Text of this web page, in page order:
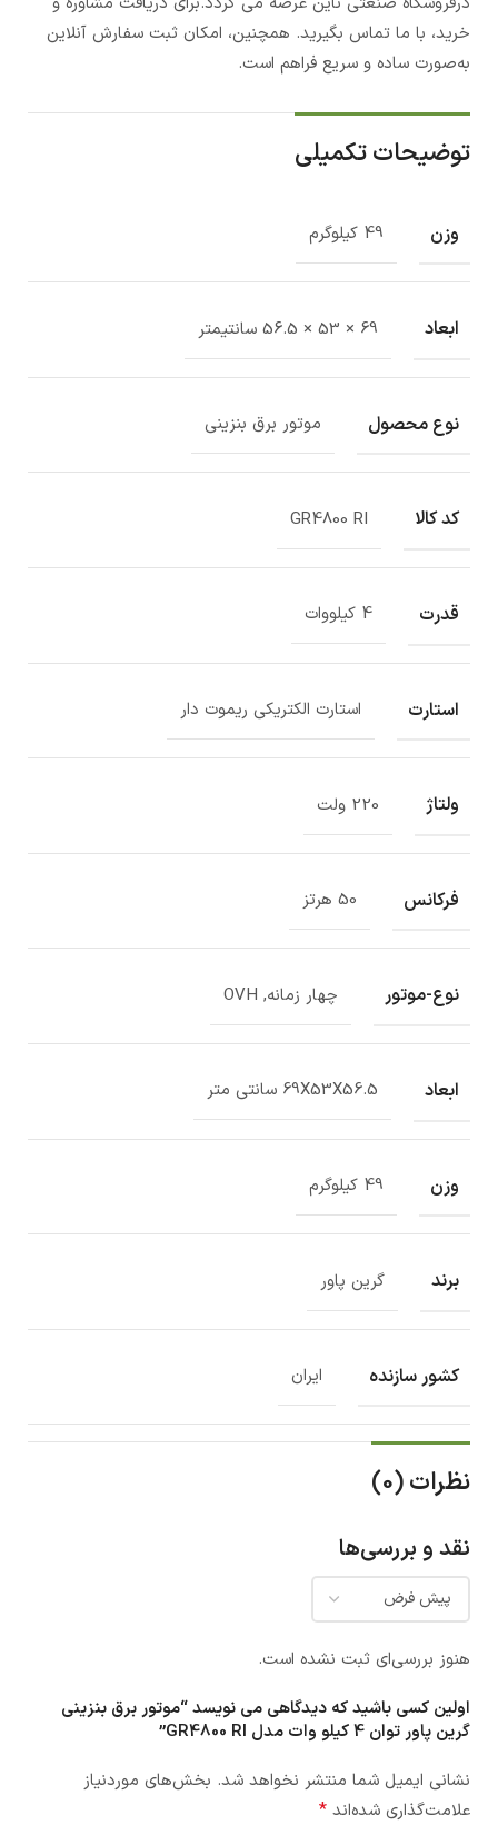
خرید، با ما تماس بگیرید. همچنین، امکان ثبت سفارش آنلاین
به‌صورت ساده و سریع فراهم است.
توضیحات تکمیلی
وزن 49 کیلوگرم
ابعاد 69 × 53 × 56.5 سانتیمتر
نوع محصول موتور برق بنزینی
کد کالا GR4800 RI
قدرت 4 کیلووات
استارت استارت الکتریکی ریموت دار
ولتاژ 220 ولت
فرکانس 50 هرتز
نوع-موتور چهار زمانه, OVH
ابعاد 69X53X56.5 سانتی متر
وزن 49 کیلوگرم
برند گرین پاور
کشور سازنده ایران
نظرات (0)
نقد و بررسی‌ها
هنوز بررسی‌ای ثبت نشده است.
اولین کسی باشید که دیدگاهی می نویسد “موتور برق بنزینی
گرین پاور توان 4 کیلو وات مدل GR4800 RI”
نشانی ایمیل شما منتشر نخواهد شد. بخش‌های موردنیاز
علامت‌گذاری شده‌اند *